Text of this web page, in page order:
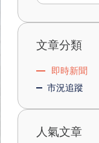
文章分類
即時新聞
市況追蹤
人氣文章